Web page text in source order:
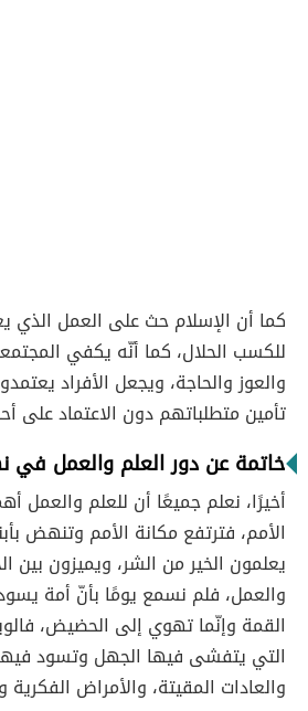
كما أن الإسلام حث على العمل الذي
للكسب الحلال، كما أنّه يكفي
والعوز والحاجة، ويجعل الأفراد
تأمين متطلباتهم دون الاعتماد على
خاتمة عن دور العلم والعمل في
أخيرًا، نعلم جميعًا أن للعلم والعمل
الأمم، فترتفع مكانة الأمم وتنهض
يعلمون الخير من الشر، ويميزون بين
والعمل، فلم نسمع يومًا بأنّ أمة
القمة وإنّما تهوي إلى الحضيض،
التي يتفشى فيها الجهل وتسود
والعادات المقيتة، والأمراض الفكرية